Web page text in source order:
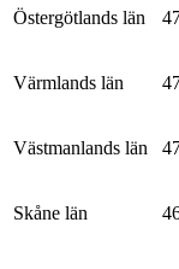
Östergötlands län
Värmlands län
Västmanlands län
Skåne län